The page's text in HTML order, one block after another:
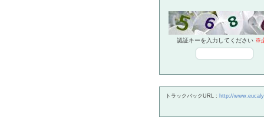
認証キーを入力してください ※
トラックバックURL : http://